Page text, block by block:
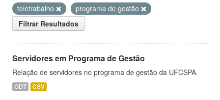
teletrabalho
programa de gestão
Filtrar Resultados
Servidores em Programa de Gestão
Relação de servidores no programa de gestão da UFCSPA.
ODT CSV